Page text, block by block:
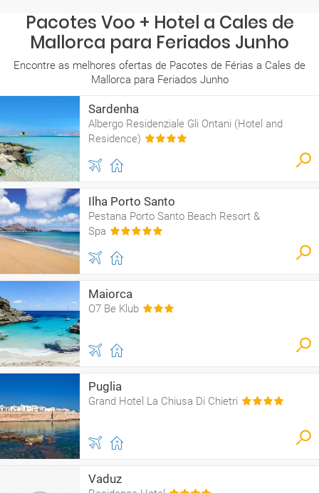
Pacotes Voo + Hotel a Cales de
Mallorca para Feriados Junho
Encontre as melhores ofertas de Pacotes de Férias a Cales de
Mallorca para Feriados Junho
Sardenha
Albergo Residenziale Gli Ontani (Hotel and
Residence)
Ilha Porto Santo
Pestana Porto Santo Beach Resort &
Spa
Maiorca
O7 Be Klub
Puglia
Grand Hotel La Chiusa Di Chietri
Vaduz